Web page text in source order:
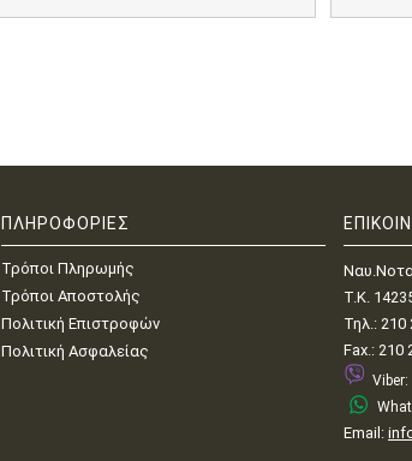
ΠΛΗΡΟΦΟΡΙΕΣ
Τρόποι Πληρωμής
Τρόποι Αποστολής
Πολιτική Επιστροφών
Πολιτική Ασφαλείας
Τ.Κ.
Τηλ.: 210
Fax.: 210
Email: